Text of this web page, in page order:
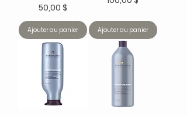
Prix
50,00 $
Ajouter au panier Ajouter au panier